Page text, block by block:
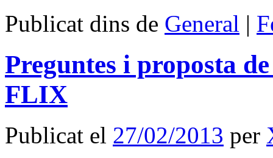
Publicat dins de General |
Preguntes i proposta
FLIX
Publicat el 27/02/2013 per